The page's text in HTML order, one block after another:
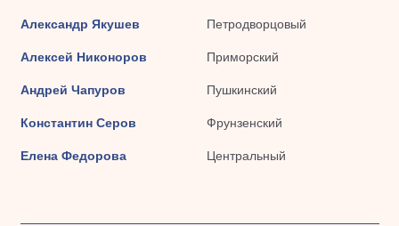
Александр Якушев Петродворцовый
Алексей Никоноров Приморский
Андрей Чапуров Пушкинский
Константин Серов Фрунзенский
Елена Федорова Центральный